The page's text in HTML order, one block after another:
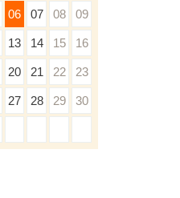
06 07 08 09
13 14 15 16
20 21 22 23
27 28 29 30